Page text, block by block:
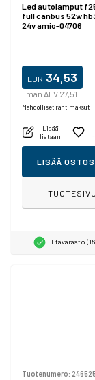
Led autolamput
full canbus 52w
24v amio-04706
EUR 34,53
ilman ALV 27,51
Mahdolliset rahtimaksut
Lisää
listaan
LISÄÄ
Etävarasto
Tuotenumero: